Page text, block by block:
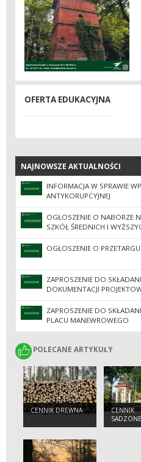
OFERTA EDUKACYJNA
NAJNOWSZE AKTUALNOŚCI
NAJNOWSZE AKTUALNOŚCI
INFORMACJA W SPRAWIE
ANTYKORUPCYJNEJ
OGŁOSZENIE O NABORZE
SZKÓŁ ŚREDNICH I
OGŁOSZENIE O PRZETARGU
ZAPROSZENIE DO
DOKUMENTACJI
ADMINISTRACYJNO-
WIELOPOLSKEJ 6
ZAPROSZENIE DO
PLACU MANEWROWEGO
POLECANE ARTYKUŁY
POLECANE ARTYKUŁY
CENNIK DREWNA
CENNIK